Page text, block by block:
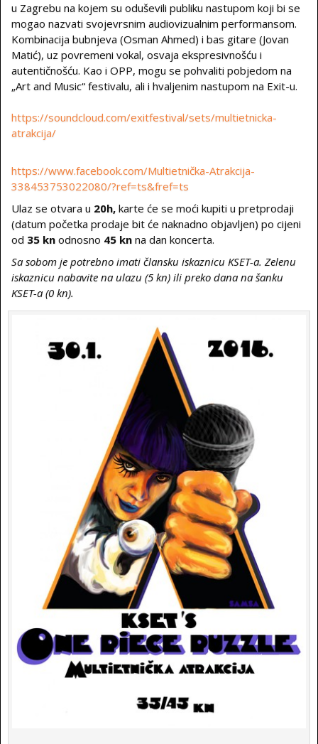
u Zagrebu na kojem su oduševili publiku nastupom koji bi se
mogao nazvati svojevrsnim audiovizualnim performansom.
Kombinacija bubnjeva (Osman Ahmed) i bas gitare (Jovan
Matić), uz povremeni vokal, osvaja ekspresivnošću i
autentičnošću. Kao i OPP, mogu se pohvaliti pobjedom na
„Art and Music“ festivalu, ali i hvaljenim nastupom na Exit-u.
https://soundcloud.com/exitfestival/sets/multietnicka-
atrakcija/
https://www.facebook.com/Multietnička-Atrakcija-
338453753022080/?ref=ts&fref=ts
Ulaz se otvara u 20h, karte će se moći kupiti u pretprodaji
(datum početka prodaje bit će naknadno objavljen) po cijeni
od 35 kn odnosno 45 kn na dan koncerta.
Sa sobom je potrebno imati člansku iskaznicu KSET-a. Zelenu
iskaznicu nabavite na ulazu (5 kn) ili preko dana na šanku
KSET-a (0 kn).